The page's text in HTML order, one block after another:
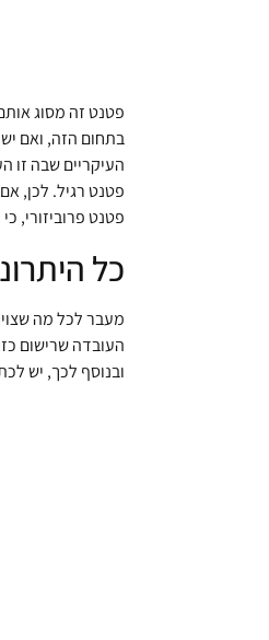
פטנט זה מסוג
העיקריים שבה
פטנט רגיל. לכן,
פטנט פרוביזורי,
כל
מעבר לכל מה
העובדה שרישום
ובנוסף לכך, יש